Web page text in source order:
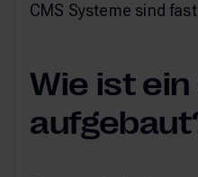
CMS Systeme sind
Wie ist ein